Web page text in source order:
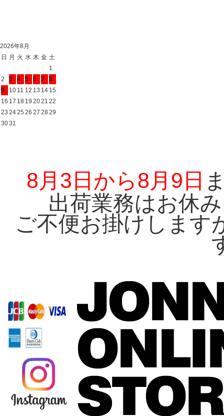
2026年8月
日
月 火 水 木 金 土
1
2
3 4 5 6 7
8
9
10 11 12 13 14 15
16 17 18 19 2021 22
23 2425 26 27 2829
3031
8月3日から8月9日
出荷業務はお休
ご不便お掛けします